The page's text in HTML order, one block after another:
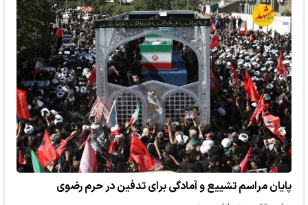
پایان مراسم تشییع و آمادگی برای تدفین در حرم رضوی